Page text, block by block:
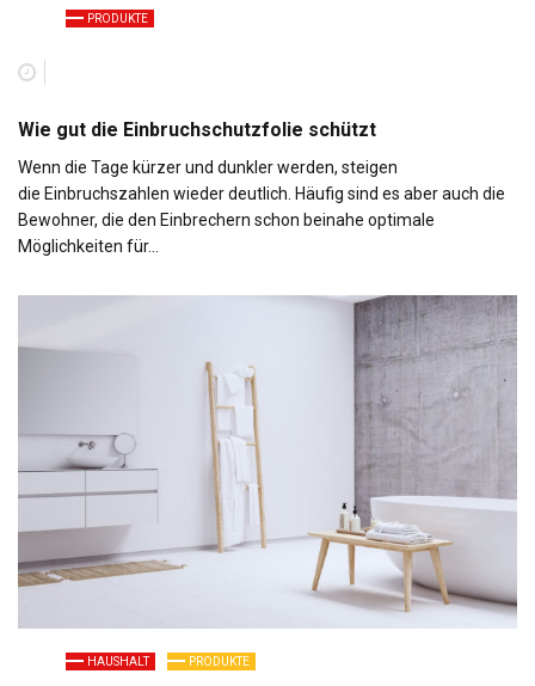
PRODUKTE
Wie gut die Einbruchschutzfolie schützt
Wenn die Tage kürzer und dunkler werden, steigen
die Einbruchszahlen wieder deutlich. Häufig sind es aber auch die
Bewohner, die den Einbrechern schon beinahe optimale
Möglichkeiten für…
HAUSHALT PRODUKTE